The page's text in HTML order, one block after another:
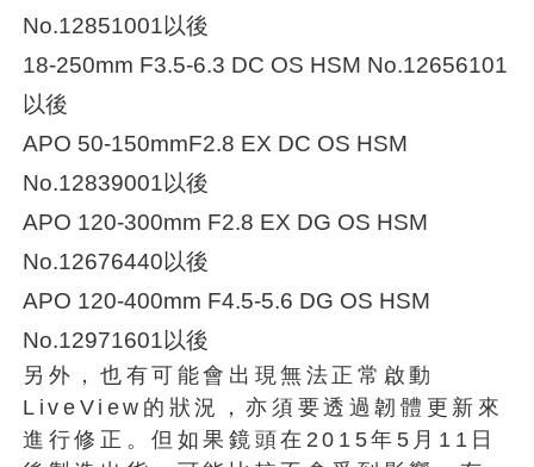
No.12851001以後
18-250mm F3.5-6.3 DC OS HSM No.12656101
以後
APO 50-150mmF2.8 EX DC OS HSM
No.12839001以後
APO 120-300mm F2.8 EX DG OS HSM
No.12676440以後
APO 120-400mm F4.5-5.6 DG OS HSM
No.12971601以後
另外，也有可能會出現無法正常啟動
LiveView的狀況，亦須要透過韌體更新來
進行修正。但如果鏡頭在2015年5月11日